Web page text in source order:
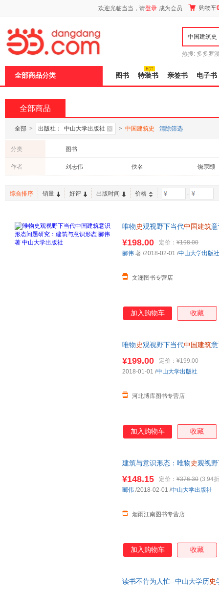
欢迎光临当当，请登录 成为会员 购物车
热搜: 多多罗
全部商品分类 图书 特装书 亲签书 电子书
全部商品
全部 > 出版社： 中山大学出版社 > 中国建筑史 清除筛选
分类 图书
作者 刘志伟 佚名 饶宗颐
综合排序 销量 好评 出版时间 价格 -
唯物 史观视野下当代中国建筑
¥198.00 定价： ¥198.00
文澜图书专营店
郦伟 著 /2018-02-01 /中山大学出版社
加入购物车 收藏
唯物 史观视野下当代中国建筑
¥199.00 定价： ¥199.00
河北博库图书专营店
2018-01-01 /中山大学出版社
加入购物车 收藏
建筑与意识形态：唯物 史观视
发票！
¥148.15 定价： ¥376.30 (3.94
烟雨江南图书专营店
郦伟 /2018-02-01 /中山大学出版社
加入购物车 收藏
读书不肯为人忙--中山大学历 史
页
加